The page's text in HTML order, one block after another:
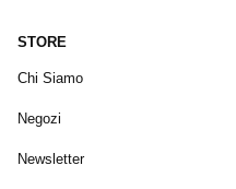
STORE
Chi Siamo
Negozi
Newsletter